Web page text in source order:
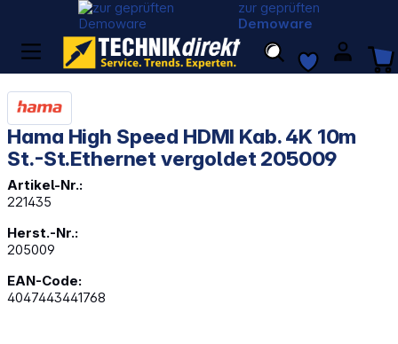
zur geprüften
Demoware
Hama High Speed HDMI Kab. 4K 10m
St.-St.Ethernet vergoldet 205009
Artikel-Nr.:
221435
Herst.-Nr.:
205009
EAN-Code:
4047443441768